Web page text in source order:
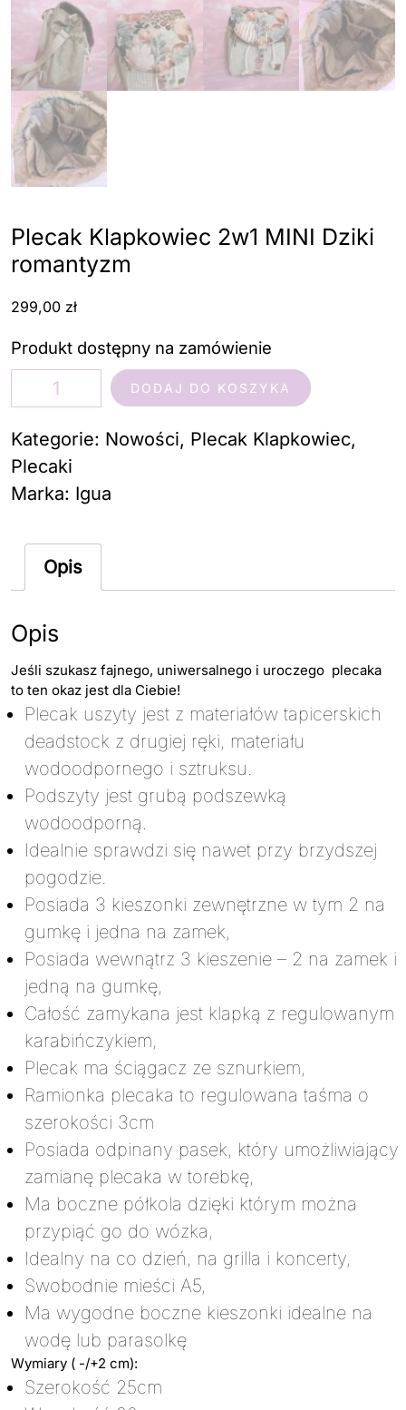
Plecak Klapkowiec 2w1 MINI Dziki
romantyzm
299,00 zł
Produkt dostępny na zamówienie
Plecak
Klapkowiec
2w1
MINI
romantyzm
DODAJ DO KOSZYKA
Kategorie: Nowości, Plecak Klapkowiec,
Plecaki
Marka: Igua
Opis
Opis
Jeśli szukasz fajnego, uniwersalnego i uroczego plecaka
to ten okaz jest dla Ciebie!
Plecak uszyty jest z materiałów tapicerskich
deadstock z drugiej ręki, materiału
wodoodpornego i sztruksu.
Podszyty jest grubą podszewką
wodoodporną.
Idealnie sprawdzi się nawet przy brzydszej
pogodzie.
Posiada 3 kieszonki zewnętrzne w tym 2 na
gumkę i jedna na zamek,
Posiada wewnątrz 3 kieszenie – 2 na zamek i
jedną na gumkę,
Całość zamykana jest klapką z regulowanym
karabińczykiem,
Plecak ma ściągacz ze sznurkiem,
Ramionka plecaka to regulowana taśma o
szerokości 3cm
Posiada odpinany pasek, który umożliwiający
zamianę plecaka w torebkę,
Ma boczne półkola dzięki którym można
przypiąć go do wózka,
Idealny na co dzień, na grilla i koncerty,
Swobodnie mieści A5,
Ma wygodne boczne kieszonki idealne na
wodę lub parasolkę
Wymiary ( -/+2 cm):
Szerokość 25cm